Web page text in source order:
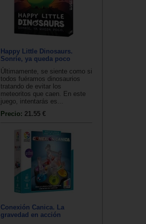
Happy Little Dinosaurs.
Sonríe, ya queda poco
Últimamente, se siente como si
todos fuéramos dinosaurios
tratando de evitar los
meteoritos que caen. En este
juego, intentarás es...
Precio: 21.55 €
Conexión Canica. La
gravedad en acción